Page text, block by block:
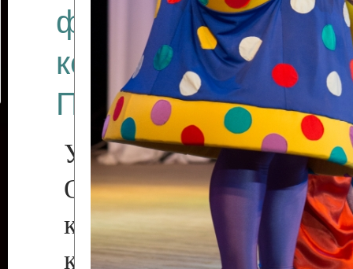
фестиваля
коллективов
Приднестровского
Участники фестиваля:
Образцовый
коллектив
культуры с.